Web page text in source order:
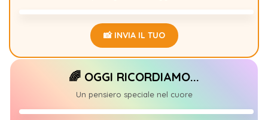
📸 INVIA IL TUO
🌈 OGGI RICORDIAMO...
Un pensiero speciale nel cuore